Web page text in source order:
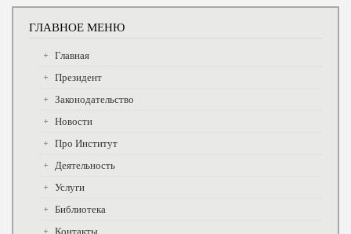
ГЛАВНОЕ МЕНЮ
Главная
Президент
Законодательство
Новости
Про Институт
Деятельность
Услуги
Библиотека
Контакты